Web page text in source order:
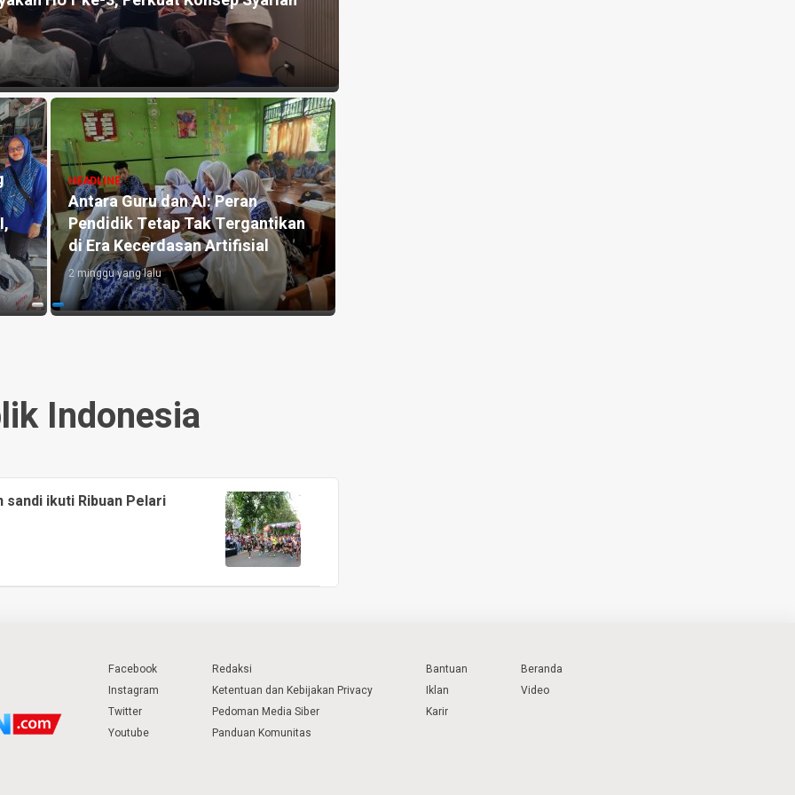
HEADLINE
Antara Guru dan AI: Peran
Pendidik Tetap Tak Tergantikan
di Era Kecerdasan Artifisial
2 minggu yang lalu
Indonesia
sandi ikuti Ribuan Pelari
Facebook
Instagram
Twitter
Youtube
Redaksi
Ketentuan dan Kebijakan Privacy
Pedoman Media Siber
Panduan Komunitas
Bantuan
Iklan
Karir
Beranda
Video